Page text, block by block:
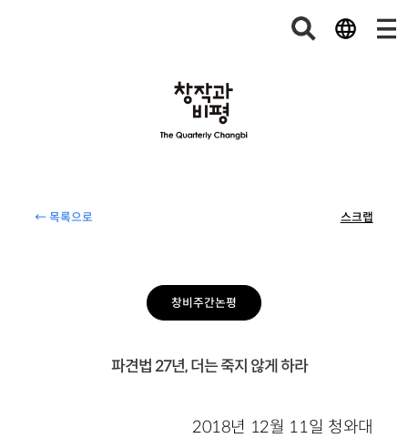
← 목록으로 스크랩
창비주간논평
파견법 27년, 더는 죽지 않게 하라
2018년 12월 11일 청와대